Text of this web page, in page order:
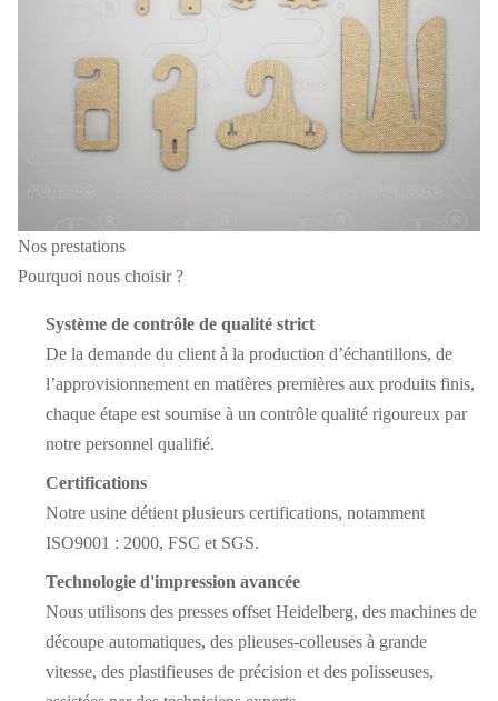
Nos prestations
Pourquoi nous choisir ?
Système de contrôle de qualité strict
De la demande du client à la production d’échantillons, de
l’approvisionnement en matières premières aux produits finis,
chaque étape est soumise à un contrôle qualité rigoureux par
notre personnel qualifié.
Certifications
Notre usine détient plusieurs certifications, notamment
ISO9001 : 2000, FSC et SGS.
Technologie d'impression avancée
Nous utilisons des presses offset Heidelberg, des machines de
découpe automatiques, des plieuses-colleuses à grande
vitesse, des plastifieuses de précision et des polisseuses,